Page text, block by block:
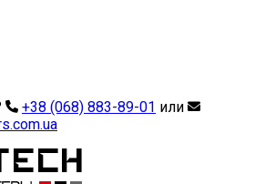
+38 (068) 883-89-01 или